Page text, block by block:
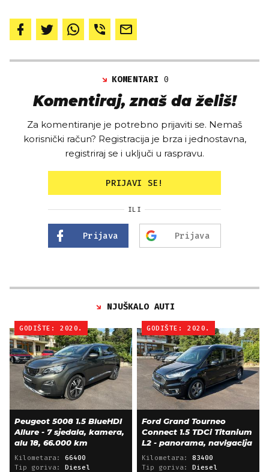
KOMENTARI0
Komentiraj, znaš da želiš!
Za komentiranje je potrebno prijaviti se. Nemaš
korisnički račun? Registracija je brza i jednostavna,
registriraj se i uključi u raspravu.
PRIJAVI SE!
ILI
Prijava Prijava
NJUŠKALO AUTI
GODIŠTE: 2020.
Peugeot 5008 1.5 BlueHDI
Allure - 7 sjedala, kamera,
alu 18, 66.000 km
Kilometara: 66400
Tip goriva: Diesel
GODIŠTE: 2020.
Ford Grand Tourneo
Connect 1.5 TDCi Titanium
L2 - panorama, navigacija
Kilometara: 83400
Tip goriva: Diesel